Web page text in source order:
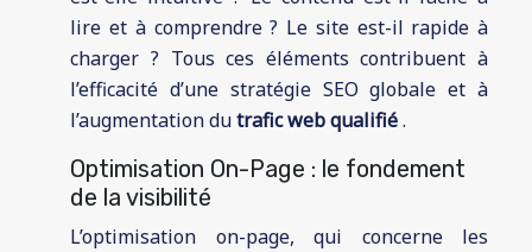
lire et à comprendre ? Le site est-il rapide à
charger ? Tous ces éléments contribuent à
l’efficacité d’une stratégie SEO globale et à
l’augmentation dutrafic web qualifié.
Optimisation On-Page : le fondement
de la visibilité
L’optimisation on-page, qui concerne les